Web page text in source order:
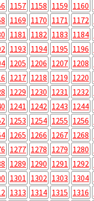
1157 1158 1159 1160
1169 1170 1171 1172
1181 1182 1183 1184
1193 1194 1195 1196
1205 1206 1207 1208
1217 1218 1219 1220
1229 1230 1231 1232
1241 1242 1243 1244
1253 1254 1255 1256
1265 1266 1267 1268
1277 1278 1279 1280
1289 1290 1291 1292
1301 1302 1303 1304
1313 1314 1315 1316